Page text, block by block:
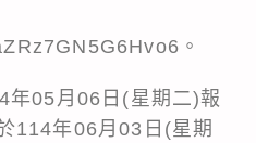
。
年05月06日(星期二)報
114年06月03日(星期